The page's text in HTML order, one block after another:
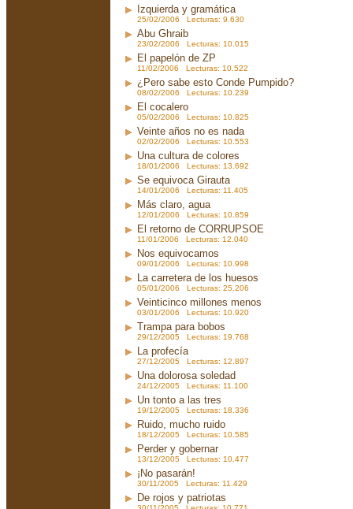
Izquierda y gramática
25/02/2006 Lecturas: 9.630
Abu Ghraib
23/02/2006 Lecturas: 10.015
El papelón de ZP
11/02/2006 Lecturas: 10.522
¿Pero sabe esto Conde Pumpido?
08/02/2006 Lecturas: 10.239
El cocalero
05/02/2006 Lecturas: 10.825
Veinte años no es nada
02/02/2006 Lecturas: 10.553
Una cultura de colores
18/01/2006 Lecturas: 13.692
Se equivoca Girauta
14/01/2006 Lecturas: 11.405
Más claro, agua
12/01/2006 Lecturas: 10.859
El retorno de CORRUPSOE
11/01/2006 Lecturas: 12.040
Nos equivocamos
09/01/2006 Lecturas: 10.998
La carretera de los huesos
05/01/2006 Lecturas: 25.206
Veinticinco millones menos
03/01/2006 Lecturas: 10.920
Trampa para bobos
29/12/2005 Lecturas: 19.768
La profecía
27/12/2005 Lecturas: 12.897
Una dolorosa soledad
24/12/2005 Lecturas: 11.100
Un tonto a las tres
19/12/2005 Lecturas: 18.336
Ruido, mucho ruido
18/12/2005 Lecturas: 10.585
Perder y gobernar
13/12/2005 Lecturas: 10.477
¡No pasarán!
30/11/2005 Lecturas: 11.429
De rojos y patriotas